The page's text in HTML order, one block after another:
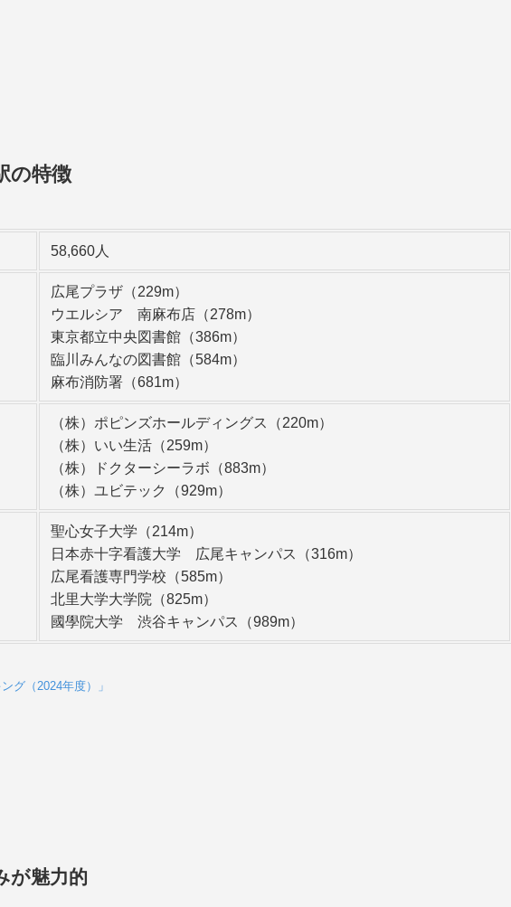
の特徴
58,660人
広尾プラザ（229m）
ウエルシア 南麻布店（278m）
東京都立中央図書館（386m）
臨川みんなの図書館（584m）
麻布消防署（681m）
（株）ポピンズホールディングス（220m）
（株）いい生活（259m）
（株）ドクターシーラボ（883m）
（株）ユビテック（929m）
聖心女子大学（214m）
日本赤十字看護大学 広尾キャンパス（316m）
広尾看護専門学校（585m）
北里大学大学院（825m）
國學院大学 渋谷キャンパス（989m）
グ（2024年度）」
が魅力的